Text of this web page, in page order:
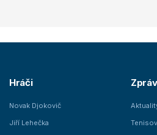
Hráči
Novak Djokovič
Jiří Lehečka